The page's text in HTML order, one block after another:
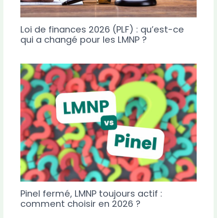
Loi de finances 2026 (PLF) : qu’est-ce
qui a changé pour les LMNP ?
Pinel fermé, LMNP toujours actif :
comment choisir en 2026 ?